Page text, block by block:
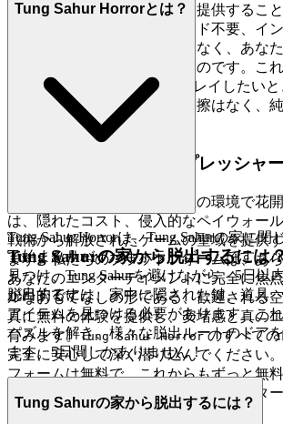
イメントへの即時アクセスを提供するこ
を尊重します。「ダウンロード不要、イ
いう機能は単なる利便性ではなく、あな
コミットメントを宣言するものです。こ
Tung Sahur Horror をプレイしたい
でゲームの世界にいます。摩擦はなく、
だけです。
2. 正直な楽しさ：ゼロプレッシャ
真の楽しみは、信頼と透明性の環境で花
は、隠れたコスト、侵入的なペイウォー
戦術から解放されたゲームの聖域を提供
ます。私たちのプラットフォームは、あ
あなたのエンターテイメントに完全に焦
ルなおもてなしの形である、歓迎される
真に無料の体験を提供し、安堵感と真の
育みます。Tung Sahur Horrorのすべての
完全に安心して深く潜り込んでください
フォームは無料で、これからもずっと無
はなく、驚きもなく、ただ本物のエンタ
す。
Tung Sahur Horrorとは？
Tung Sahur Horrorは、Tung Sahurの家に閉
で始まるサバイバルホラーゲームです。
見つけ、Tung Sahurを避けながら、5日以
が目的です。
Tung Sahurの家から脱出するには
脱出するには、家中に隠された鍵、道具
アイテムを見つける必要があります。こ
パズルを解き、様々な脱出ルートのドア
ます。5日間しかありません！
Tung Sahurの家から脱出するには？